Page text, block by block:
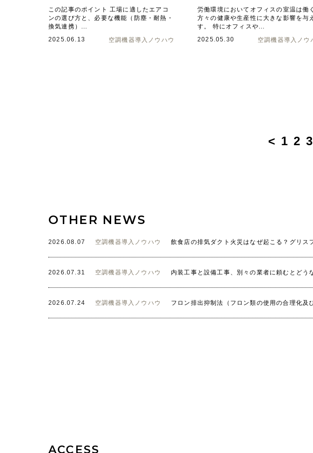
この記事のポイント 工場に適したエアコ
ンの選び方と、必要な機能（防塵・耐熱・
換気連携）...
2025.06.13
空調機器導入ノウハウ
労働環境においてオフィスの室温は働く
方々の健康や生産性に大きな影響を与
す。 特にオフィスや...
2025.05.30
空調機器導入ノウ
< 1 2 3
OTHER NEWS
2026.08.07 空調機器導入ノウハウ 飲食店の排気ダクト火災はなぜ起こる？グリ
2026.07.31 空調機器導入ノウハウ 内装工事と設備工事、別々の業者に頼むとどう
2026.07.24 空調機器導入ノウハウ フロン排出抑制法（フロン類の使用の合理化及
ACCESS